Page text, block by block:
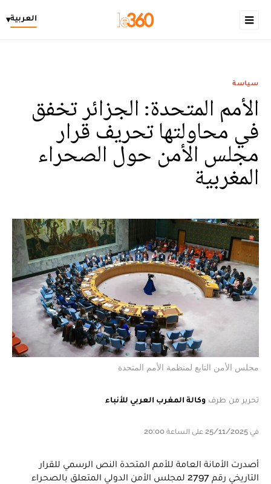
العربية▾
سياسة
الأمم المتحدة: الجزائر تخفق
في محاولتها تحريف قرار
مجلس الأمن حول الصحراء
المغربية
مجلس الأمن التابع لمنظمة الأمم المتحدة
تحرير من طرف وكالة المغرب العربي للأنباء
في 25/11/2025 على الساعة 20:00
أصدرت الأمانة العامة للأمم المتحدة النص الرسمي للقرار
التاريخي رقم 2797 لمجلس الأمن الدولي المتعلق بالصحراء